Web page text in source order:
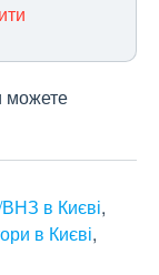
можете
в Києві,
в Києві,